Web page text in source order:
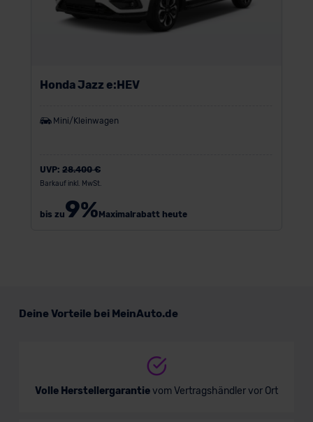
Honda Jazz e:HEV
Mini/Kleinwagen
UVP: 28.400 €
Barkauf inkl. MwSt.
bis zu9%Maximalrabatt heute
Deine Vorteile bei MeinAuto.de
Volle Herstellergarantievom Vertragshändler vor Ort